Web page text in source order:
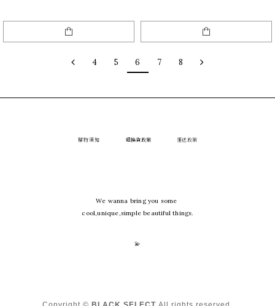
4 5 6 7 8
購物須知 退換貨政策 運送政策
We wanna bring you some
cool,unique,simple beautiful things.
💫